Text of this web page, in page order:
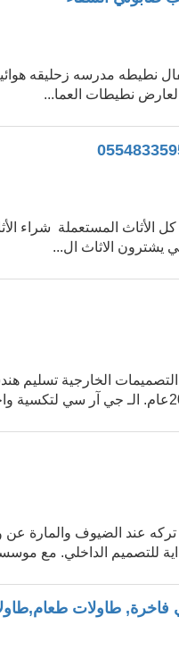
نطيطه مدرسه زحليقه
نطيطات العما...
الأثاث المستعملة شراء
يشترون الاثاث ال...
الخارجية تسليم
تركه عند الضيوف
للتصميم الداخلي. مع
فاخرة, طاولات